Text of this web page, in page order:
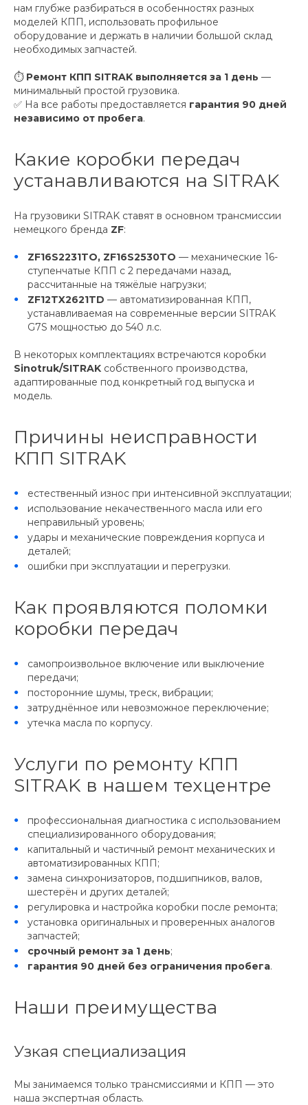
нам глубже разбираться в особенностях разных
моделей КПП, использовать профильное
оборудование и держать в наличии большой склад
необходимых запчастей.
⏱ Ремонт КПП SITRAK выполняется за 1 день —
минимальный простой грузовика.
✅ На все работы предоставляется гарантия 90 дней
независимо от пробега.
Какие коробки передач
устанавливаются на SITRAK
На грузовики SITRAK ставят в основном трансмиссии
немецкого бренда ZF:
ZF16S2231TO, ZF16S2530TO — механические 16-
ступенчатые КПП с 2 передачами назад,
рассчитанные на тяжёлые нагрузки;
ZF12TX2621TD — автоматизированная КПП,
устанавливаемая на современные версии SITRAK
G7S мощностью до 540 л.с.
В некоторых комплектациях встречаются коробки
Sinotruk/SITRAK собственного производства,
адаптированные под конкретный год выпуска и
модель.
Причины неисправности
КПП SITRAK
естественный износ при интенсивной эксплуатации;
использование некачественного масла или его
неправильный уровень;
удары и механические повреждения корпуса и
деталей;
ошибки при эксплуатации и перегрузки.
Как проявляются поломки
коробки передач
самопроизвольное включение или выключение
передачи;
посторонние шумы, треск, вибрации;
затруднённое или невозможное переключение;
утечка масла по корпусу.
Услуги по ремонту КПП
SITRAK в нашем техцентре
профессиональная диагностика с использованием
специализированного оборудования;
капитальный и частичный ремонт механических и
автоматизированных КПП;
замена синхронизаторов, подшипников, валов,
шестерён и других деталей;
регулировка и настройка коробки после ремонта;
установка оригинальных и проверенных аналогов
запчастей;
срочный ремонт за 1 день;
гарантия 90 дней без ограничения пробега.
Наши преимущества
Узкая специализация
Мы занимаемся только трансмиссиями и КПП — это
наша экспертная область.